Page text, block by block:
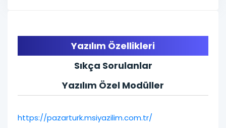
Yazılım Özellikleri
Sıkça Sorulanlar
Yazılım Özel Modüller
https://pazarturk.msiyazilim.com.tr/